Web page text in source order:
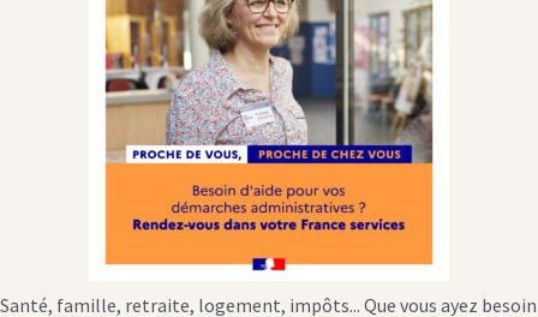
Santé, famille, retraite, logement, impôts... Que vous ayez besoin